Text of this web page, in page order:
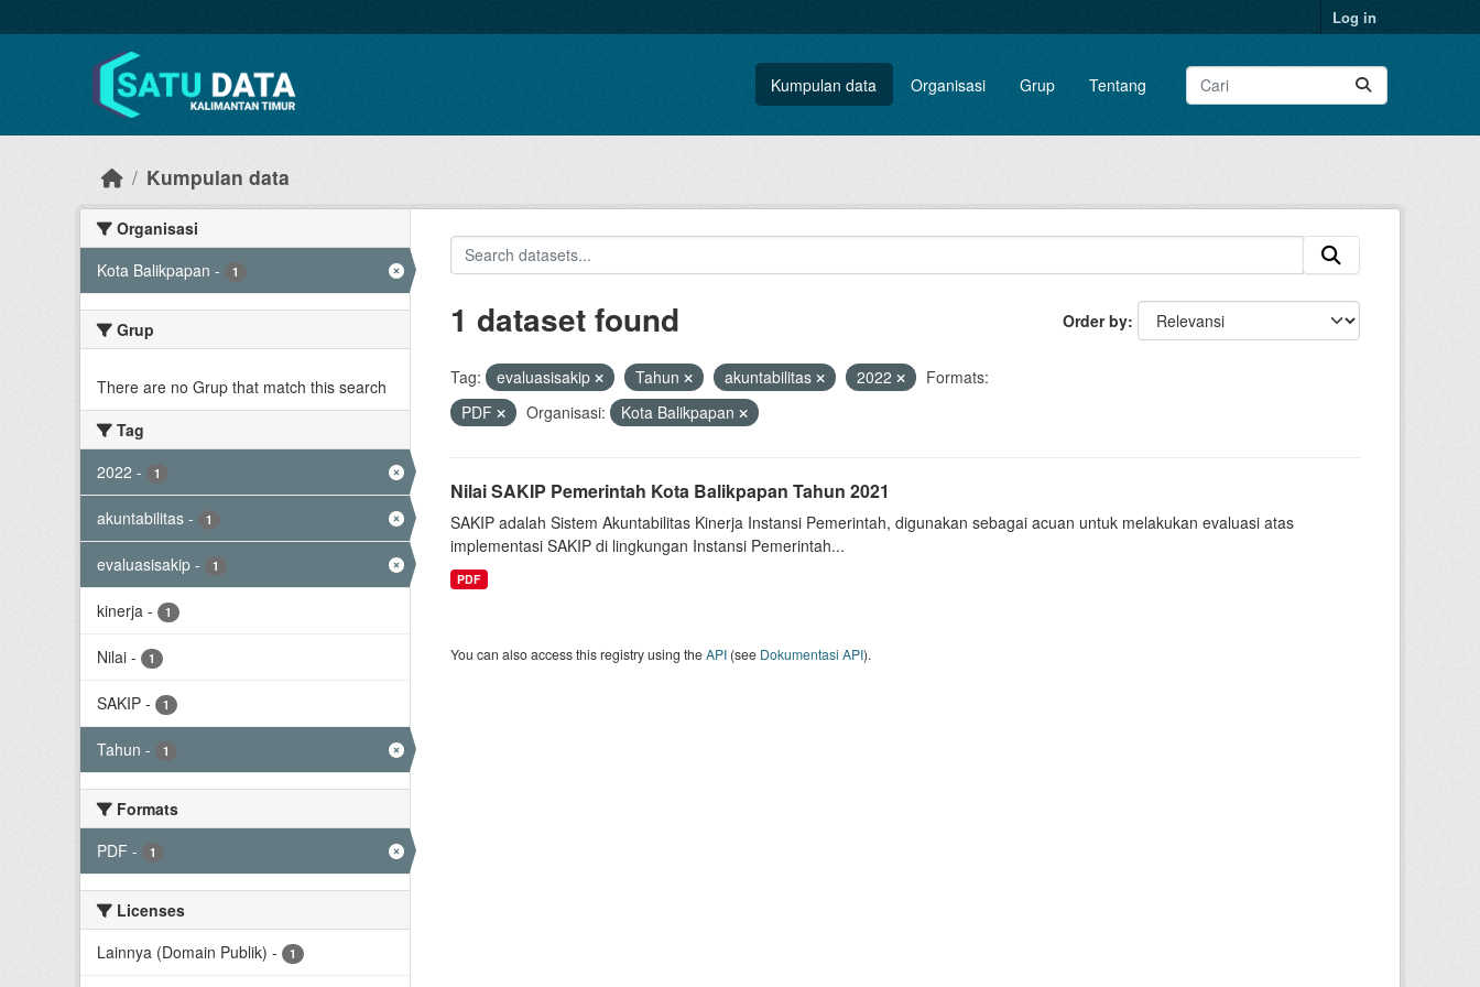
Log in
Kumpulan data Organisasi Grup Tentang
Kumpulan data
Organisasi
Kota Balikpapan - 1
Grup
There are no Grup that match this search
Tag
2022 - 1
akuntabilitas - 1
evaluasisakip - 1
kinerja - 1
Nilai - 1
SAKIP - 1
Tahun - 1
Formats
PDF - 1
Licenses
Lainnya (Domain Publik) - 1
Order by
1 dataset found
Tag: evaluasisakip Tahun akuntabilitas 2022
Formats:
PDF
Organisasi: Kota Balikpapan
Nilai SAKIP Pemerintah Kota Balikpapan Tahun 2021
SAKIP adalah Sistem Akuntabilitas Kinerja Instansi Pemerintah, digunakan sebagai acuan untuk melakukan evaluasi atas
implementasi SAKIP di lingkungan Instansi Pemerintah...
PDF
You can also access this registry using theAPI(see Dokumentasi API).